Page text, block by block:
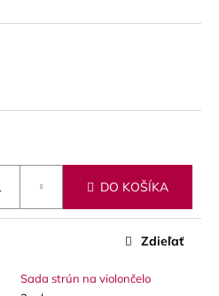
DO KOŠÍKA
Sada strún na violončelo
Zdieľať